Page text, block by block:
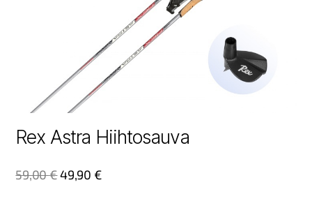
Rex Astra Hiihtosauva
59,00€49,90 €